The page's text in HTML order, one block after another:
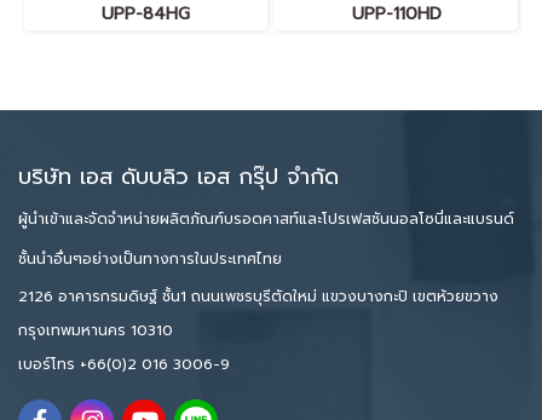
UPP-84HG UPP-110HD
บริษัท เอส ดับบลิว เอส กรุ๊ป จำกัด
ผู้นำเข้าและจัดจำหน่ายผลิตภัณฑ์บรอดคาสท์และโปรเฟสชันนอลโซนี่และแบรนด์
ชั้นนำอื่นๆอย่างเป็นทางการในประเทศไทย
2126 อาคารกรมดิษฐ์ ชั้น1 ถนนเพชรบุรีตัดใหม่ แขวงบางกะปิ เขตห้วยขวาง
กรุงเทพมหานคร 10310
เบอร์โทร +66(0)2 016 3006-9